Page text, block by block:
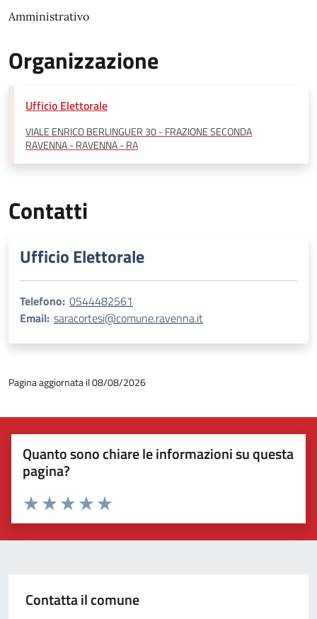
Amministrativo
Organizzazione
Ufficio Elettorale
VIALE ENRICO BERLINGUER 30 - FRAZIONE SECONDA
RAVENNA - RAVENNA - RA
Contatti
Ufficio Elettorale
Telefono: 0544482561
Email: saracortesi@comune.ravenna.it
Pagina aggiornata il 08/08/2026
Quanto sono chiare le informazioni su questa
pagina?
Valuta 5 stelle su 5
Valuta 4 stelle su 5
Valuta 3 stelle su 5
Valuta 2 stelle su 5
Valuta 1 stelle su 5
Contatta il comune